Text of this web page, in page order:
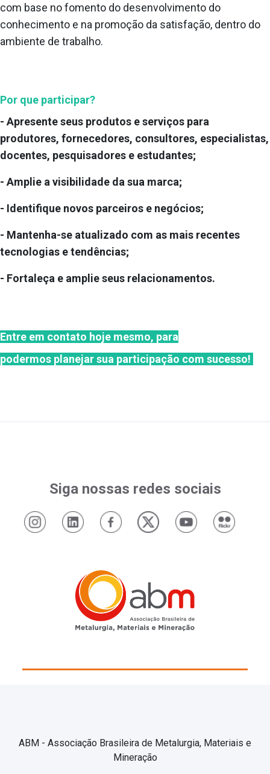
com base no fomento do desenvolvimento do
conhecimento e na promoção da satisfação, dentro do
ambiente de trabalho.
Por que participar?
- Apresente seus produtos e serviços para
produtores, fornecedores, consultores, especialistas,
docentes, pesquisadores e estudantes;
- Amplie a visibilidade da sua marca;
- Identifique novos parceiros e negócios;
- Mantenha-se atualizado com as mais recentes
tecnologias e tendências;
- Fortaleça e amplie seus relacionamentos.
Entre em contato hoje mesmo, para
podermos planejar sua participação com sucesso!
Siga nossas redes sociais
ABM - Associação Brasileira de Metalurgia, Materiais e
Mineração